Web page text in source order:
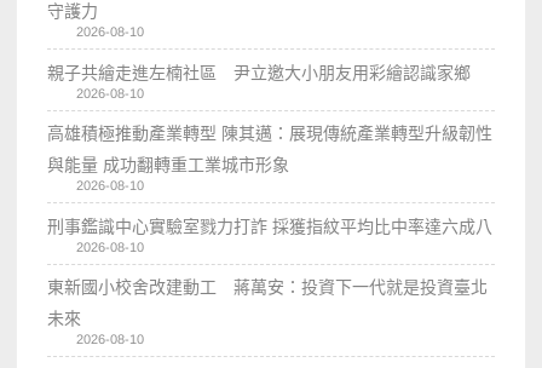
守護力
2026-08-10
親子共繪走進左楠社區 尹立邀大小朋友用彩繪認識家鄉
2026-08-10
高雄積極推動產業轉型 陳其邁：展現傳統產業轉型升級韌性
與能量 成功翻轉重工業城市形象
2026-08-10
刑事鑑識中心實驗室戮力打詐 採獲指紋平均比中率達六成八
2026-08-10
東新國小校舍改建動工 蔣萬安：投資下一代就是投資臺北
未來
2026-08-10